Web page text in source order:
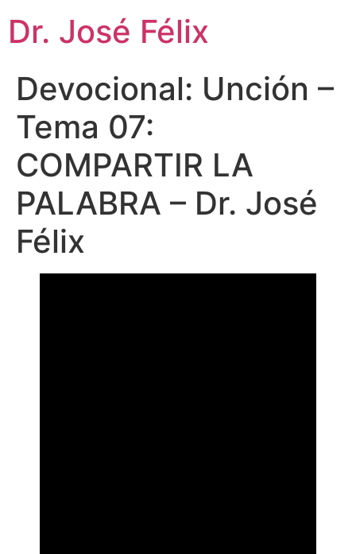
Dr. José Félix
Devocional: Unción –
Tema 07:
COMPARTIR LA
PALABRA – Dr. José
Félix